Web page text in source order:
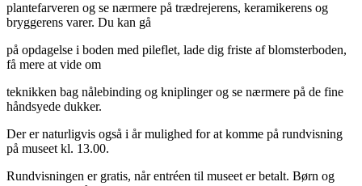
plantefarveren og se nærmere på trædrejerens, keramikerens og
bryggerens varer. Du kan gå
på opdagelse i boden med pileflet, lade dig friste af blomsterboden,
få mere at vide om
teknikken bag nålebinding og kniplinger og se nærmere på de fine
håndsyede dukker.
Der er naturligvis også i år mulighed for at komme på rundvisning
på museet kl. 13.00.
Rundvisningen er gratis, når entréen til museet er betalt. Børn og